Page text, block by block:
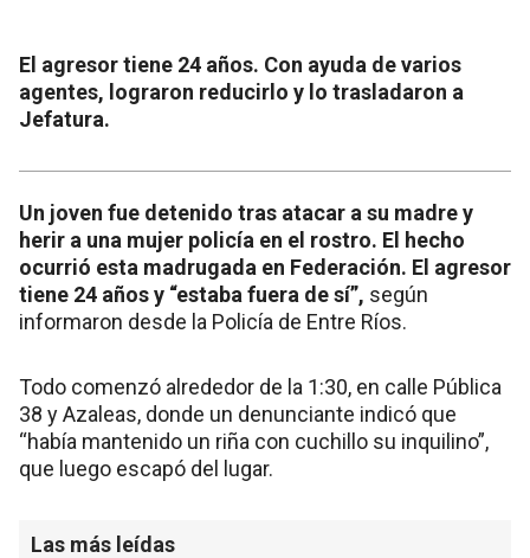
El agresor tiene 24 años. Con ayuda de varios
agentes, lograron reducirlo y lo trasladaron a
Jefatura.
Un joven fue detenido tras atacar a su madre y
herir a una mujer policía en el rostro. El hecho
ocurrió esta madrugada en Federación. El agresor
tiene 24 años y “estaba fuera de sí”, según
informaron desde la Policía de Entre Ríos.
Todo comenzó alrededor de la 1:30, en calle Pública
38 y Azaleas, donde un denunciante indicó que
“había mantenido un riña con cuchillo su inquilino”,
que luego escapó del lugar.
Las más leídas